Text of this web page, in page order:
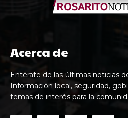
Acerca de
Entérate de las últimas noticias
Información local, seguridad,
temas de interés para la